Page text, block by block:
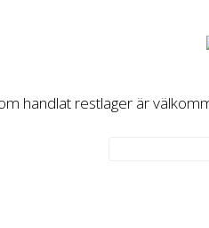
handlat restlager är